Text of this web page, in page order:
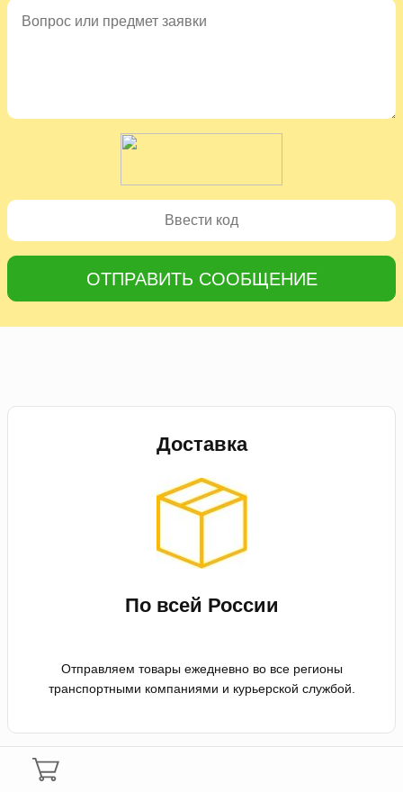
ОТПРАВИТЬ СООБЩЕНИЕ
Доставка
По всей России
Отправляем товары ежедневно во все регионы
транспортными компаниями и курьерской службой.